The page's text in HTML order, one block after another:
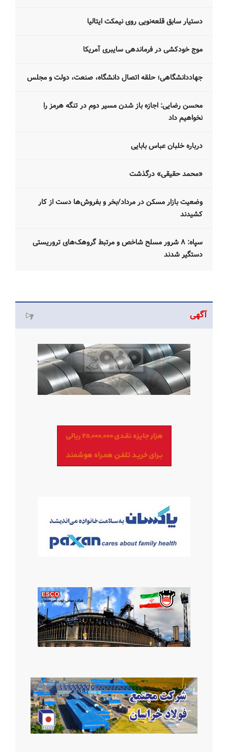
دستیار سابق قلعه‌نویی روی نیمکت ایتالیا
موج خودکشی در فرماندهی سایبری آمریکا
جهاددانشگاهی؛ حلقه اتصال دانشگاه، صنعت، دولت و مجلس
محسن رضایی: اجازه باز شدن مسیر دوم در تنگه هرمز را
نخواهیم داد
درباره خلبان عباس بابایی
«محمد حقیقی» درگذشت
وضعیت بازار مسکن در مرداد/بخر و بفروش‌ها دست از کار
کشیدند
سپاه: ۸ شرور مسلح شاخص و مرتبط گروهک‌های تروریستی
دستگیر شدند
آگهی